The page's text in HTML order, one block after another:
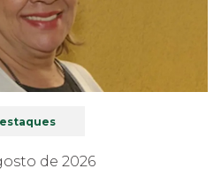
de 2026